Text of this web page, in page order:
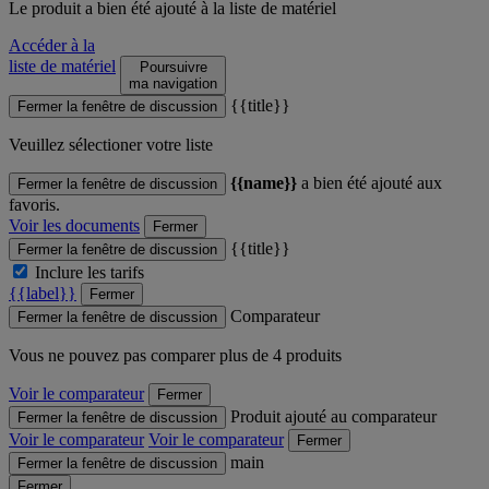
Le produit a bien été ajouté à la liste de matériel
Accéder à la
liste de matériel
Poursuivre
ma navigation
Fermer la fenêtre de discussion
{{title}}
Veuillez sélectioner votre liste
Fermer la fenêtre de discussion {{name}} a bien été ajouté aux
favoris.
Voir les documents
Fermer
Fermer la fenêtre de discussion
{{title}}
Inclure les tarifs
{{label}}
Fermer
Fermer la fenêtre de discussion
Comparateur
Vous ne pouvez pas comparer plus de 4 produits
Voir le comparateur
Fermer
Fermer la fenêtre de discussion
Produit ajouté au comparateur
Voir le comparateur Voir le comparateur
Fermer
Fermer la fenêtre de discussion
main